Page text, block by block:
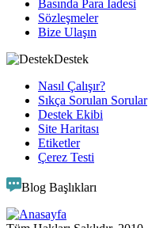
Basında Para İadesi
Sözleşmeler
Bize Ulaşın
Destek
Nasıl Çalışır?
Sıkça Sorulan Sorular
Destek Ekibi
Site Haritası
Etiketler
Çerez Testi
Blog Başlıkları